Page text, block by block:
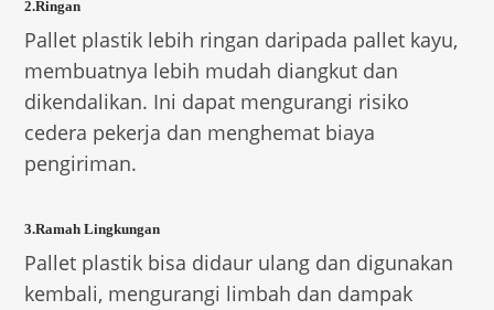
2.Ringan
Pallet plastik lebih ringan daripada pallet kayu,
membuatnya lebih mudah diangkut dan
dikendalikan. Ini dapat mengurangi risiko
cedera pekerja dan menghemat biaya
pengiriman.
3.Ramah Lingkungan
Pallet plastik bisa didaur ulang dan digunakan
kembali, mengurangi limbah dan dampak